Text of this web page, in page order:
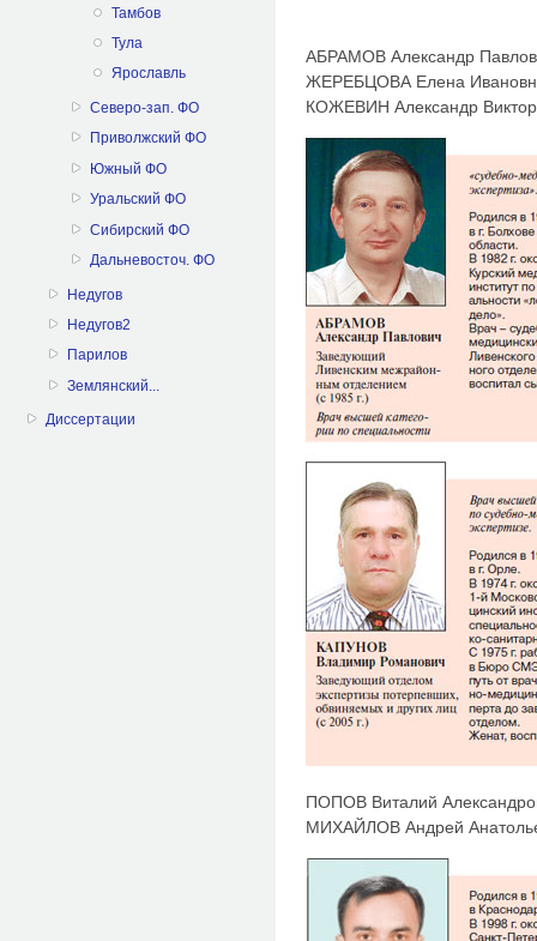
Тамбов
Тула
Ярославль
Северо-зап. ФО
Приволжский ФО
Южный ФО
Уральский ФО
Сибирский ФО
Дальневосточ. ФО
Недугов
Недугов2
Парилов
Землянский...
Диссертации
АБРАМОВ Александр
ЖЕРЕБЦОВА Елена
КОЖЕВИН Александр
ПОПОВ Виталий
МИХАЙЛОВ Андрей